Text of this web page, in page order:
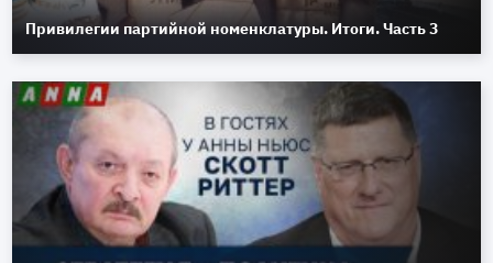
Привилегии партийной номенклатуры. Итоги. Часть 3